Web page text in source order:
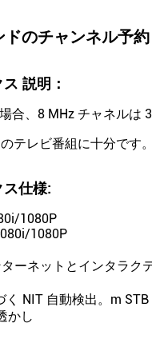
のチャンネル予
ス 説明：
合、8 MHz チャネルは
テレビ番組に十分です。
ス仕様:
1080P
1080P
ーネットとインタラク
NIT 自動検出。m
かし